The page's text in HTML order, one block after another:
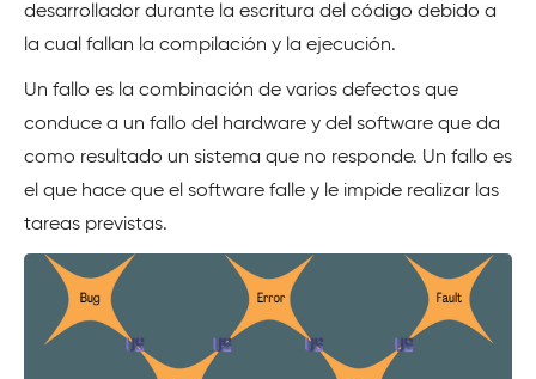
desarrollador durante la escritura del código debido a
la cual fallan la compilación y la ejecución.
Un fallo es la combinación de varios defectos que
conduce a un fallo del hardware y del software que da
como resultado un sistema que no responde. Un fallo es
el que hace que el software falle y le impide realizar las
tareas previstas.